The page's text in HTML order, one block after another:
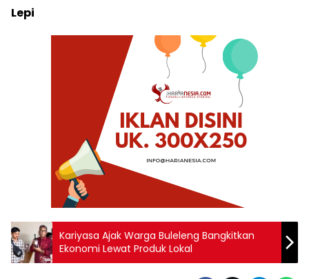
Lepi
Kariyasa Ajak Warga Buleleng Bangkitkan
Ekonomi Lewat Produk Lokal